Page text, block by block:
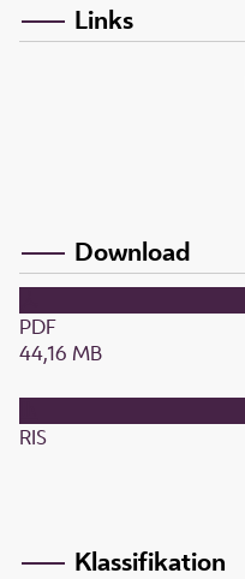
Links
Download
PDF
44,16 MB
RIS
Klassifikation